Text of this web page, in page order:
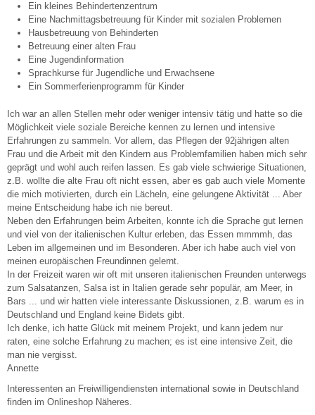
Ein kleines Behindertenzentrum
Eine Nachmittagsbetreuung für Kinder mit sozialen Problemen
Hausbetreuung von Behinderten
Betreuung einer alten Frau
Eine Jugendinformation
Sprachkurse für Jugendliche und Erwachsene
Ein Sommerferienprogramm für Kinder
Ich war an allen Stellen mehr oder weniger intensiv tätig und hatte so die
Möglichkeit viele soziale Bereiche kennen zu lernen und intensive
Erfahrungen zu sammeln. Vor allem, das Pflegen der 92jährigen alten
Frau und die Arbeit mit den Kindern aus Problemfamilien haben mich sehr
geprägt und wohl auch reifen lassen. Es gab viele schwierige Situationen,
z.B. wollte die alte Frau oft nicht essen, aber es gab auch viele Momente
die mich motivierten, durch ein Lächeln, eine gelungene Aktivität ... Aber
meine Entscheidung habe ich nie bereut.
Neben den Erfahrungen beim Arbeiten, konnte ich die Sprache gut lernen
und viel von der italienischen Kultur erleben, das Essen mmmmh, das
Leben im allgemeinen und im Besonderen. Aber ich habe auch viel von
meinen europäischen Freundinnen gelernt.
In der Freizeit waren wir oft mit unseren italienischen Freunden unterwegs
zum Salsatanzen, Salsa ist in Italien gerade sehr populär, am Meer, in
Bars ... und wir hatten viele interessante Diskussionen, z.B. warum es in
Deutschland und England keine Bidets gibt.
Ich denke, ich hatte Glück mit meinem Projekt, und kann jedem nur
raten, eine solche Erfahrung zu machen; es ist eine intensive Zeit, die
man nie vergisst.
Annette
Interessenten an Freiwilligendiensten international sowie in Deutschland
finden im Onlineshop Näheres.